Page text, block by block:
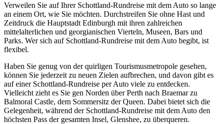
Verweilen Sie auf Ihrer Schottland-Rundreise mit dem Auto so lange
an einem Ort, wie Sie möchten. Durchstreifen Sie ohne Hast und
Zeitdruck die Hauptstadt Edinburgh mit ihren zahlreichen
mittelalterlichen und georgianischen Vierteln, Museen, Bars und
Parks. Wer sich auf Schottland-Rundreise mit dem Auto begibt, ist
flexibel.
Haben Sie genug von der quirligen Tourismusmetropole gesehen,
können Sie jederzeit zu neuen Zielen aufbrechen, und davon gibt es
auf einer Schottland-Rundreise per Auto viele zu entdecken.
Vielleicht zieht es Sie gen Norden über Perth nach Braemar zu
Balmoral Castle, dem Sommersitz der Queen. Dabei bietet sich die
Gelegenheit, während der Schottland-Rundreise mit dem Auto den
höchsten Pass der gesamten Insel, Glenshee, zu überqueren.